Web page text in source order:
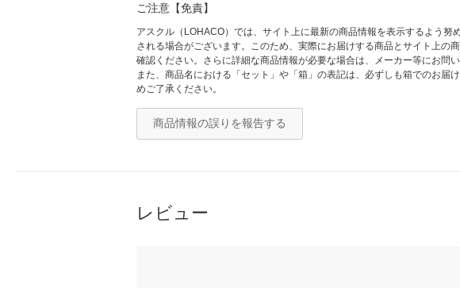
ご注意【免責】
アスクル（LOHACO）では、サイト上に最新の商品情報を表示するよう
される場合がございます。このため、実際にお届けする商品とサイト上
確認ください。さらに詳細な商品情報が必要な場合は、メーカー等にお問い
また、商品名における「セット」や「箱」の表記は、必ずしも箱でのお
めご了承ください。
商品情報の誤りを報告する
レビュー